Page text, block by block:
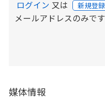
ログイン 又は 新規登
メールアドレスのみで
媒体情報